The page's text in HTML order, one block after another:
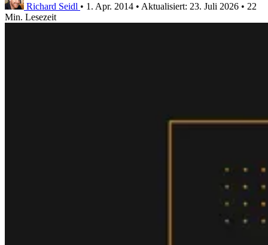
Richard Seidl • 1. Apr. 2014 • Aktualisiert: 23. Juli 2026 • 22
Min. Lesezeit